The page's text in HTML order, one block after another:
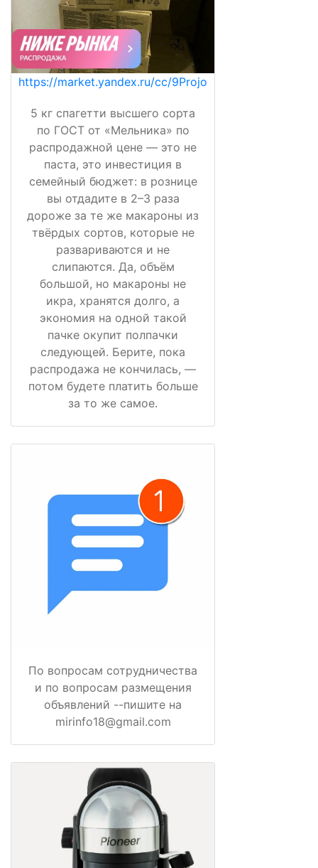
https://market.yandex.ru/cc/9Projo
5 кг спагетти высшего сорта
по ГОСТ от «Мельника» по
распродажной цене — это не
паста, это инвестиция в
семейный бюджет: в рознице
вы отдадите в 2–3 раза
дороже за те же макароны из
твёрдых сортов, которые не
развариваются и не
слипаются. Да, объём
большой, но макароны не
икра, хранятся долго, а
экономия на одной такой
пачке окупит полпачки
следующей. Берите, пока
распродажа не кончилась, —
потом будете платить больше
за то же самое.
По вопросам сотрудничества
и по вопросам размещения
объявлений --пишите на
mirinfo18@gmail.com